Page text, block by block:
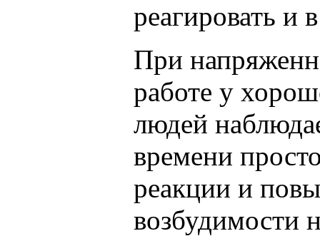
реагировать и
При
работе у
людей
времени
реакции и
возбудимости